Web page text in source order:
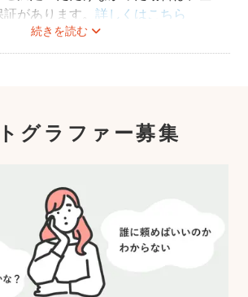
続きを読む
証があります。詳しくはこちら
グラファー募集